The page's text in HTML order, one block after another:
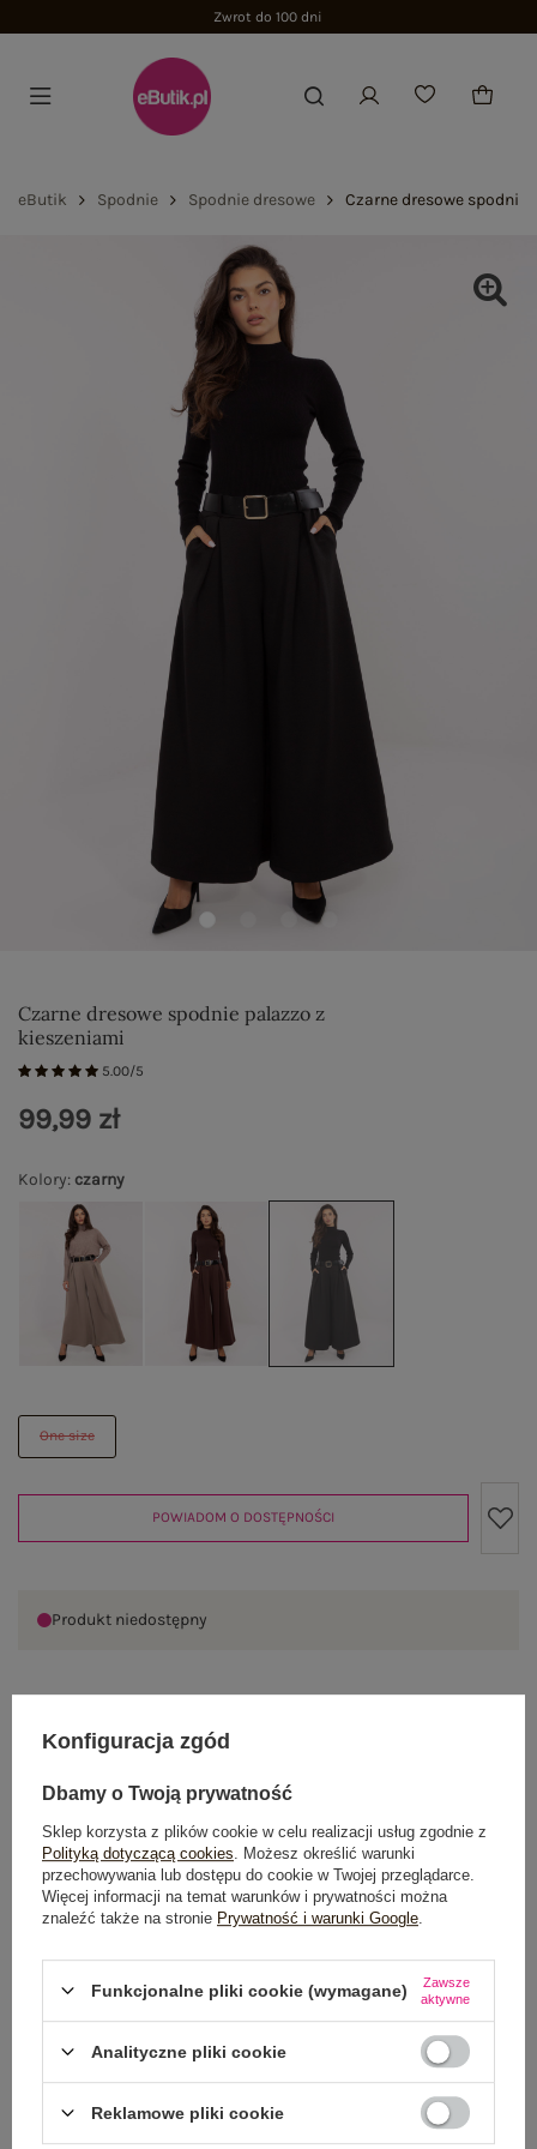
Zwrot do 100 dni
eButik Spodnie Spodnie dresowe Czarne dresowe
Czarne dresowe spodnie palazzo z
kieszeniami
5.00/5
Kolory: czarny
One size
99,99 zł
POWIADOM O DOSTĘPNOŚCI
Produkt niedostępny
GŁÓWNE PARAMETRY
OPINIE O PRODUKCIE (3)
WYSYŁKA I DOSTAWA
Konfiguracja zgód
Dbamy o Twoją prywatność
Sklep korzysta z plików cookie w celu realizacji usług zgodnie z
Polityką dotyczącą cookies . Możesz określić warunki
przechowywania lub dostępu do cookie w Twojej przeglądarce.
Więcej informacji na temat warunków i prywatności można
znaleźć także na stronie Prywatność i warunki Google
Funkcjonalne pliki cookie (wymagane)
Zawsze
aktywne
Analityczne pliki cookie
Reklamowe pliki cookie